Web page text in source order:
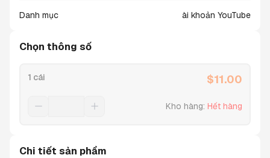
Danh mục ài khoản YouTube
Chọn thông số
1 cái $11.00
Kho hàng: Hết hàng
Chi tiết sản phẩm